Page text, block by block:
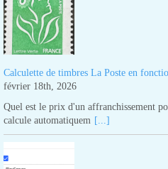
Calculette de timbres La Poste en
février 18th, 2026
Quel est le prix d'un affranchissement
calcule automatiquem [...]